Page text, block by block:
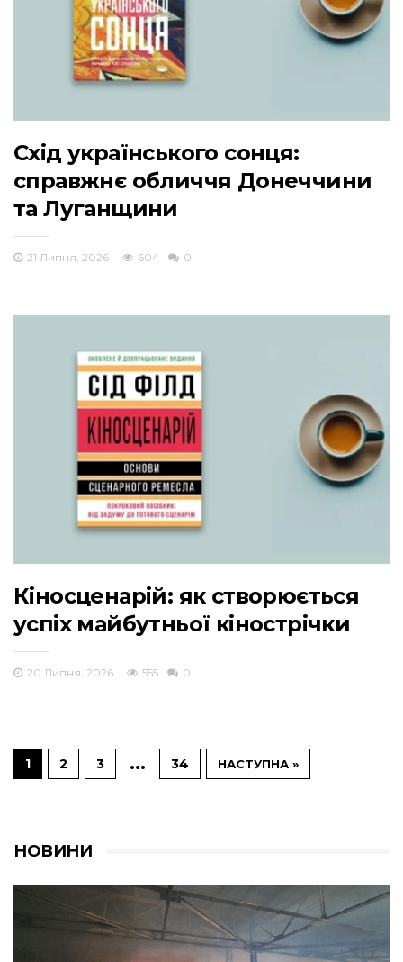
Схід українського сонця:
справжнє обличчя Донеччини
та Луганщини
21 Липня, 2026 604 0
Кіносценарій: як створюється
успіх майбутньої кінострічки
20 Липня, 2026 555 0
1 2 3 … 34 НАСТУПНА »
НОВИНИ